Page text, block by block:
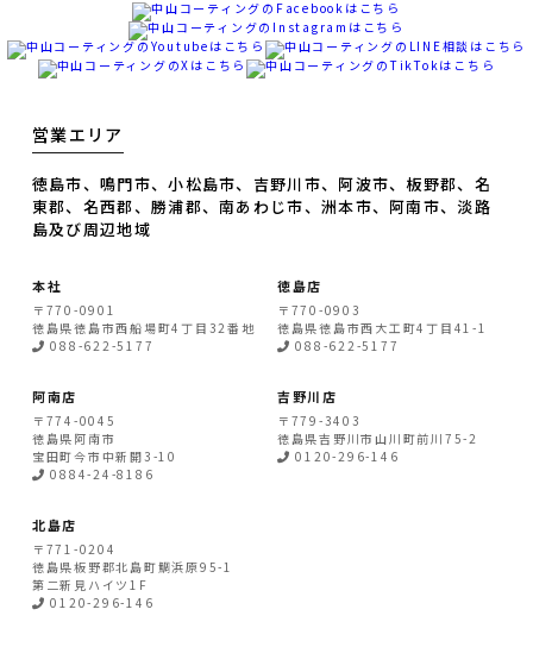
営業エリア
徳島市、鳴門市、小松島市、吉野川市、阿波市、板野郡、名
東郡、名西郡、勝浦郡、南あわじ市、洲本市、阿南市、淡路
島及び周辺地域
本社
〒770-0901
徳島県徳島市西船場町4丁目32番地
088-622-5177
徳島店
〒770-0903
徳島県徳島市西大工町4丁目41-1
088-622-5177
阿南店
〒774-0045
徳島県 阿南市
宝田町今市中新開3-10
0884-24-8186
吉野川店
〒779-3403
徳島県吉野川市 山川町前川75-2
0120-296-146
北島店
〒771-0204
徳島県板野郡北島町鯛浜原95-1
第二新見ハイツ1F
0120-296-146